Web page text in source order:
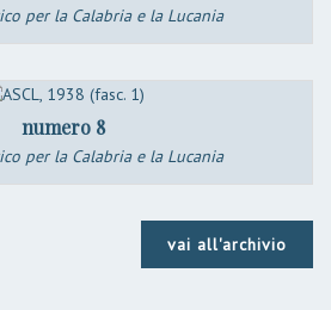
per la Calabria e la Lucania
numero 8
per la Calabria e la Lucania
vai all'archivio